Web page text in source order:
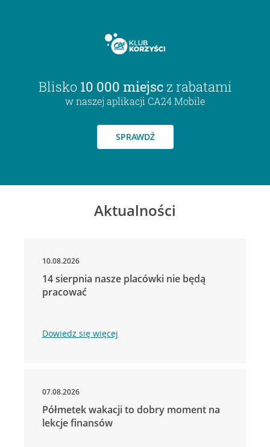
Blisko 10 000 miejsc z rabatami
w naszej aplikacji CA24 Mobile
SPRAWDŹ
Aktualności
10.08.2026
14 sierpnia nasze placówki nie będą
pracować
Dowiedz się więcej
07.08.2026
Półmetek wakacji to dobry moment na
lekcje finansów